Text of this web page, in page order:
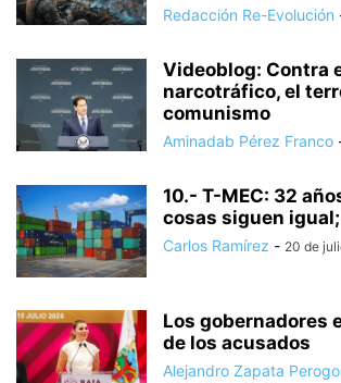
Redacción Re-Evolución
Videoblog: Contra
narcotráfico, el
comunismo
Aminadab Pérez Franco
10.- T-MEC: 32
cosas siguen igual;
Carlos Ramírez - 20 de
Los gobernadores
de los acusados
Alejandro Zapata